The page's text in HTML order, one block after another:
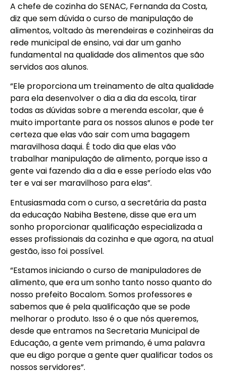
A chefe de cozinha do SENAC, Fernanda da Costa,
diz que sem dúvida o curso de manipulação de
alimentos, voltado às merendeiras e cozinheiras da
rede municipal de ensino, vai dar um ganho
fundamental na qualidade dos alimentos que são
servidos aos alunos.
“Ele proporciona um treinamento de alta qualidade
para ela desenvolver o dia a dia da escola, tirar
todas as dúvidas sobre a merenda escolar, que é
muito importante para os nossos alunos e pode ter
certeza que elas vão sair com uma bagagem
maravilhosa daqui. É todo dia que elas vão
trabalhar manipulação de alimento, porque isso a
gente vai fazendo dia a dia e esse período elas vão
ter e vai ser maravilhoso para elas”.
Entusiasmada com o curso, a secretária da pasta
da educação Nabiha Bestene, disse que era um
sonho proporcionar qualificação especializada a
esses profissionais da cozinha e que agora, na atual
gestão, isso foi possível.
“Estamos iniciando o curso de manipuladores de
alimento, que era um sonho tanto nosso quanto do
nosso prefeito Bocalom. Somos professores e
sabemos que é pela qualificação que se pode
melhorar o produto. Isso é o que nós queremos,
desde que entramos na Secretaria Municipal de
Educação, a gente vem primando, é uma palavra
que eu digo porque a gente quer qualificar todos os
nossos servidores”.